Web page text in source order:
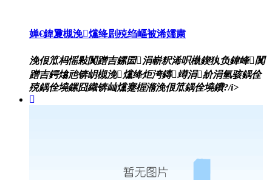
婵€鍏夐槻浼爣绛剧殑绉嶇被浠嬬粛
浼佷笟杩愮敤闃蹭吉鏍囩涓嶄粎浠呮槸鍥犱负鍏峰闃
蹭吉鍔熻兘锛岄槻浼爣绛炬洿鏄竴涓紒涓氫骇鍝佺
殑鍝佺墝鏍囧織锛屾爣蹇楃潃浼佷笟鍝佺墝鐨?/i>